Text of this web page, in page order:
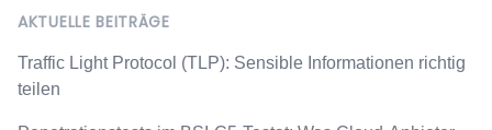
AKTUELLE BEITRÄGE
Traffic Light Protocol (TLP): Sensible Informationen richtig
teilen